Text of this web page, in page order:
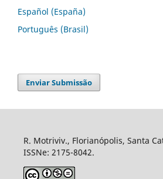
Español (España)
Português (Brasil)
Enviar Submissão
R. Motriviv., Florianópolis, Santa
ISSNe: 2175-8042.